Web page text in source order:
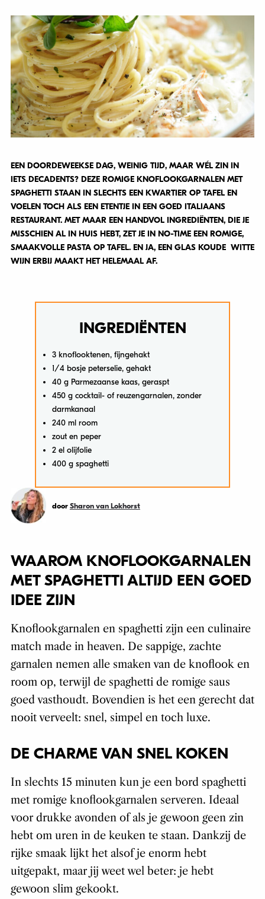
EEN DOORDEWEEKSE DAG, WEINIG TIJD, MAAR WÉL ZIN IN
IETS DECADENTS? DEZE ROMIGE KNOFLOOKGARNALEN MET
SPAGHETTI STAAN IN SLECHTS EEN KWARTIER OP TAFEL EN
VOELEN TOCH ALS EEN ETENTJE IN EEN GOED ITALIAANS
RESTAURANT. MET MAAR EEN HANDVOL INGREDIËNTEN, DIE JE
MISSCHIEN AL IN HUIS HEBT, ZET JE IN NO-TIME EEN ROMIGE,
SMAAKVOLLE PASTA OP TAFEL. EN JA, EEN GLAS KOUDE WITTE
WIJN ERBIJ MAAKT HET HELEMAAL AF.
INGREDIËNTEN
3 knoflooktenen, fijngehakt
1/4 bosje peterselie, gehakt
40 g Parmezaanse kaas, geraspt
450 g cocktail- of reuzengarnalen, zonder
darmkanaal
240 ml room
zout en peper
2 el olijfolie
400 g spaghetti
door Sharon van Lokhorst
WAAROM KNOFLOOKGARNALEN
MET SPAGHETTI ALTIJD EEN GOED
IDEE ZIJN
Knoflookgarnalen en spaghetti zijn een culinaire
match made in heaven. De sappige, zachte
garnalen nemen alle smaken van de knoflook en
room op, terwijl de spaghetti de romige saus
goed vasthoudt. Bovendien is het een gerecht dat
nooit verveelt: snel, simpel en toch luxe.
DE CHARME VAN SNEL KOKEN
In slechts 15 minuten kun je een bord spaghetti
met romige knoflookgarnalen serveren. Ideaal
voor drukke avonden of als je gewoon geen zin
hebt om uren in de keuken te staan. Dankzij de
rijke smaak lijkt het alsof je enorm hebt
uitgepakt, maar jij weet wel beter: je hebt
gewoon slim gekookt.